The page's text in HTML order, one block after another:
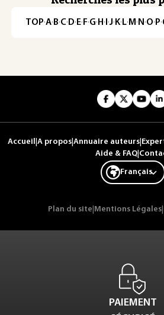
TOP·A·B·C· D· E· F·G· H · ·J· K· L· M · N ·O· P·
Accueil A propos Annuaire auteurs
Aide & FAQ|
Français
Plan du site Mentions Légales
PAIEMENT